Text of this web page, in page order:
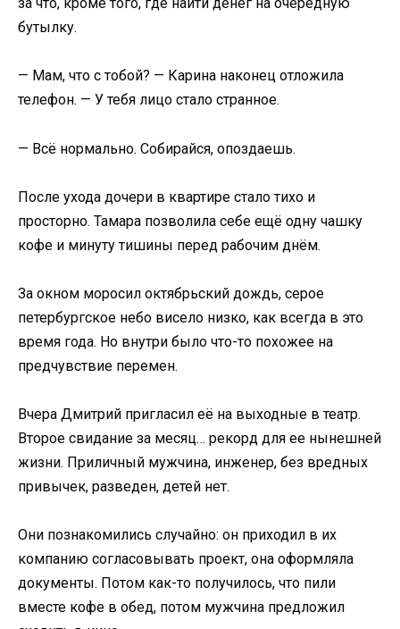
бутылку.
— Мам, что с тобой? — Карина наконец отложила
телефон. — У тебя лицо стало странное.
— Всё нормально. Собирайся, опоздаешь.
После ухода дочери в квартире стало тихо и
просторно. Тамара позволила себе ещё одну чашку
кофе и минуту тишины перед рабочим днём.
За окном моросил октябрьский дождь, серое
петербургское небо висело низко, как всегда в это
время года. Но внутри было что-то похожее на
предчувствие перемен.
Вчера Дмитрий пригласил её на выходные в театр.
Второе свидание за месяц… рекорд для ее нынешней
жизни. Приличный мужчина, инженер, без вредных
привычек, разведен, детей нет.
Они познакомились случайно: он приходил в их
компанию согласовывать проект, она оформляла
документы. Потом как-то получилось, что пили
вместе кофе в обед, потом мужчина предложил